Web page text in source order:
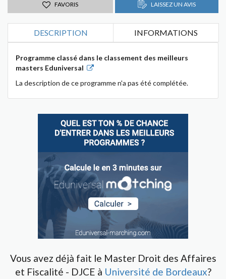
FAVORIS LAISSEZ UN AVIS
DESCRIPTION INFORMATIONS
Programme classé dans le classement des meilleurs
masters Eduniversal
La description de ce programme n'a pas été complétée.
Vous avez déjà fait le Master Droit des Affaires
et Fiscalité - DJCE à Université de Bordeaux?